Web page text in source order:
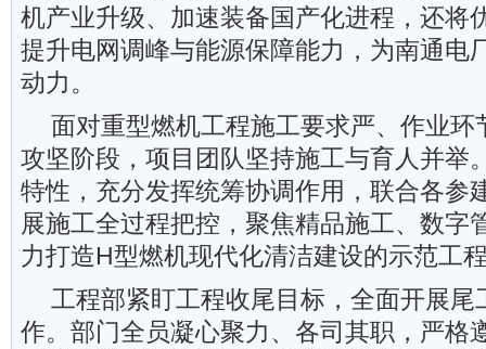
机产业升级、加速装备国产化进程，还将
提升电网调峰与能源保障能力，为南通电
动力。
面对重型燃机工程施工要求严、作业环
攻坚阶段，项目团队坚持施工与育人并举
特性，充分发挥统筹协调作用，联合各参
展施工全过程把控，聚焦精品施工、数字
力打造H型燃机现代化清洁建设的示范工
工程部紧盯工程收尾目标，全面开展尾
作。部门全员凝心聚力、各司其职，严格